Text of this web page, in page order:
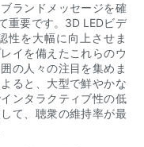
ランドメッセージを確
重要です。3D LEDビデ
性を大幅に向上させま
イを備えたこれらのウ
の人々の注目を集めま
ると、大型で鮮やかな
ンタラクティブ性の低
て、聴衆の維持率が最